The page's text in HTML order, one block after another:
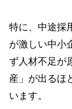
特に、中途採
が激しい中小
ず人材不足が
産」が出るほ
います。